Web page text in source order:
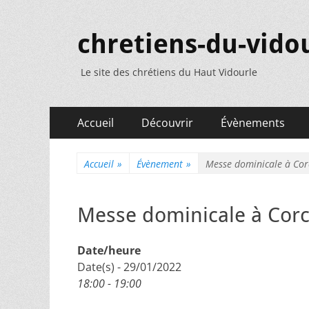
chretiens-du-
Le site des chrétiens du Haut Vidourle
Menu
principal
Accueil Découvrir Évènements
Accueil » Évènement » Messe dominicale à
Messe dominicale à
Date/heure
Date(s) - 29/01/2022
18:00 - 19:00